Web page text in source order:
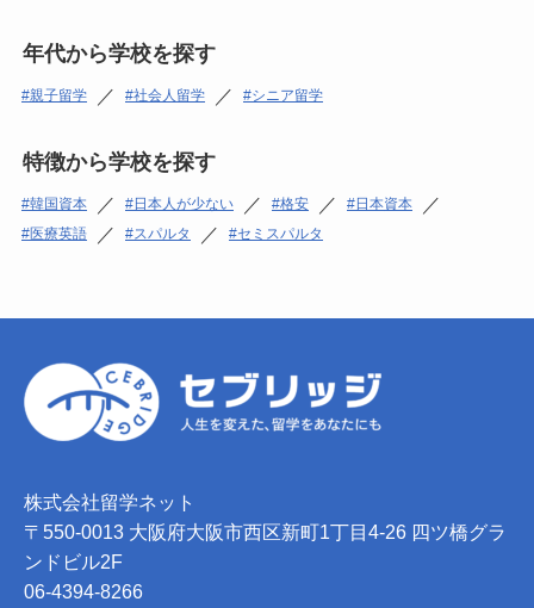
年代から学校を探す
親子留学 ／ 社会人留学 ／ シニア留学
特徴から学校を探す
韓国資本 ／ 日本人が少ない ／ 格安 ／ 日本資本 ／
医療英語 ／ スパルタ ／ セミスパルタ
株式会社留学ネット
〒550-0013 大阪府大阪市西区新町1丁目4-26 四ツ橋グラ
ンドビル2F
06-4394-8266